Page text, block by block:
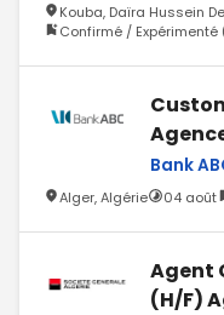
Kouba, Daïra Hussein
Confirmé / Expérimenté
Bank
Alger, Algérie 04 août
Agent
(H/F)